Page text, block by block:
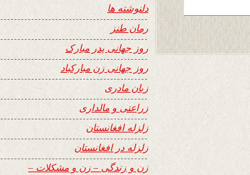
دلنوشته ها
رمان طنز
روز جهانی پدر مبارک
روز جهانی زن مبارکباد
زبان مادری
زراعتی و مالداری
زلزله افغانستان
زلزله در افغانستان
زن و زندگی – زن و مشکلات –